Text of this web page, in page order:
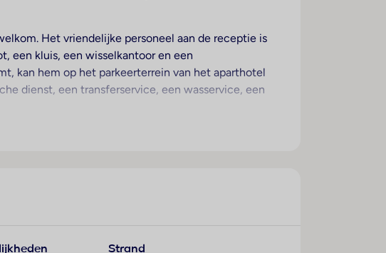
Het vriendelijke personeel aan de receptie is
een kluis, een wisselkantoor en een
kan hem op het parkeerterrein van het aparthotel
dienst, een transferservice, een wasservice, een
– uitgerust met een douche – vinden de gasten
Strand